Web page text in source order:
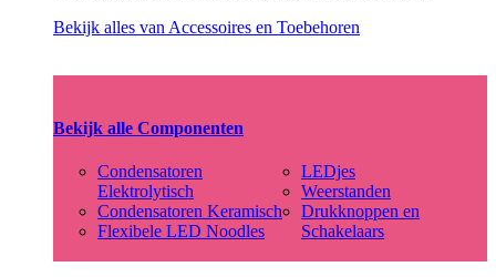
Bekijk alles van Accessoires en Toebehoren
Bekijk alle Componenten
Condensatoren
Elektrolytisch
Condensatoren Keramisch
Flexibele LED Noodles
LEDjes
Weerstanden
Drukknoppen en
Schakelaars